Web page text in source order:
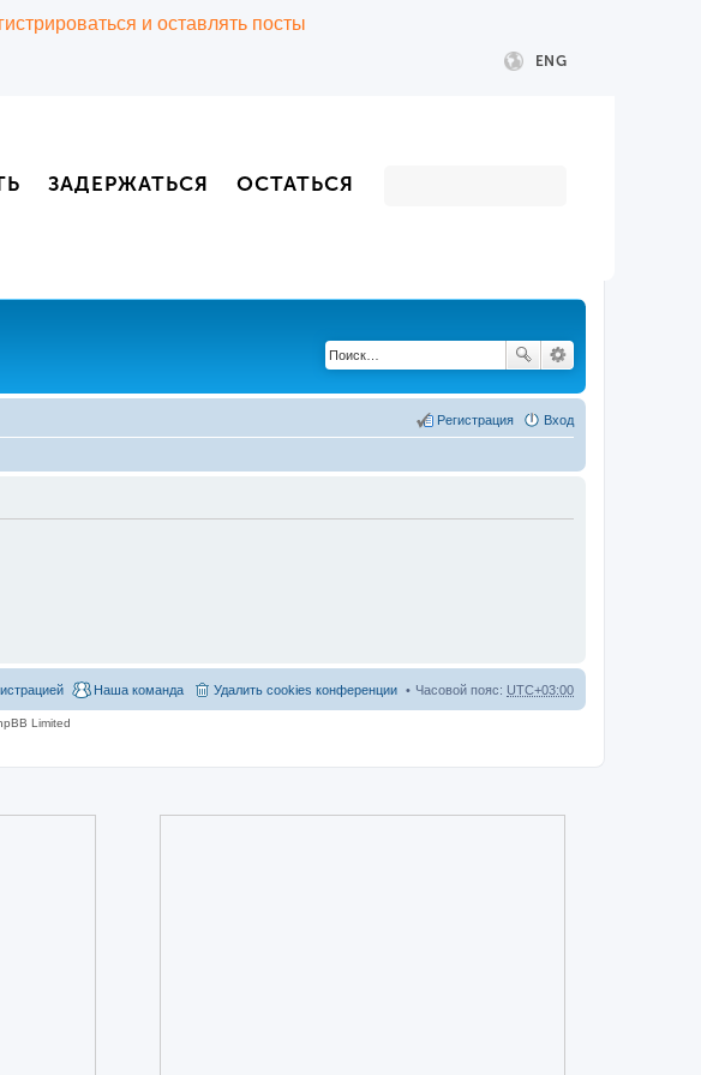
и оставлять посты
ENG
ЗАДЕРЖАТЬСЯ ОСТАТЬСЯ
Вход
Регистрация
Часовой пояс: UTC+03:00
Удалить cookies конференции
Наша команда
Limited